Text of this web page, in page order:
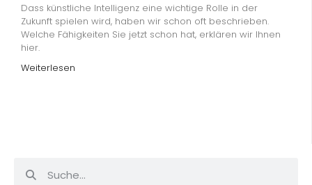
Dass künstliche Intelligenz eine wichtige Rolle in der
Zukunft spielen wird, haben wir schon oft beschrieben.
Welche Fähigkeiten Sie jetzt schon hat, erklären wir Ihnen
hier.
Weiterlesen